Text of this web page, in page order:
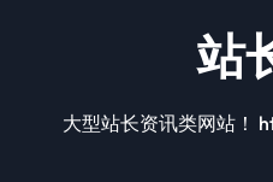
站
大型站长资讯类网站！